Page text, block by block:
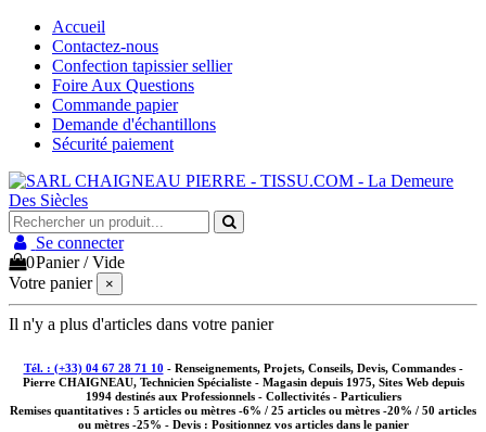
Accueil
Contactez-nous
Confection tapissier sellier
Foire Aux Questions
Commande papier
Demande d'échantillons
Sécurité paiement
Se connecter
0Panier /Vide
Votre panier
×
Il n'y a plus d'articles dans votre panier
Tél. : (+33) 04 67 28 71 10 - Renseignements, Projets, Conseils, Devis, Commandes -
Pierre CHAIGNEAU, Technicien Spécialiste - Magasin depuis 1975, Sites Web depuis
1994 destinés aux Professionnels - Collectivités - Particuliers
Remises quantitatives : 5 articles ou mètres -6% / 25 articles ou mètres -20% / 50 articles
ou mètres -25% - Devis : Positionnez vos articles dans le panier